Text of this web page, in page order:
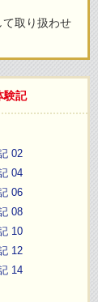
て取り扱わせ
験記
02
04
06
08
10
12
14